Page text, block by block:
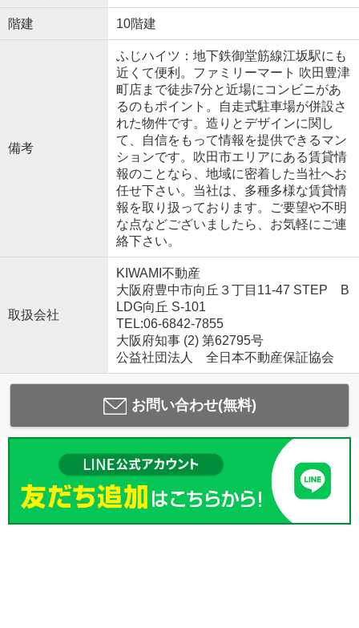
階建 10階建
備考
ふじハイツ：地下鉄御堂筋線江坂駅にも
近くて便利。ファミリーマート 吹田豊津
町店まで徒歩7分と近場にコンビニがあ
るのもポイント。自走式駐車場が併設さ
れた物件です。造りとデザインに関し
て、自信をもって情報を提供できるマン
ションです。吹田市エリアにある賃貸情
報のことなら、地域に密着した当社へお
任せ下さい。当社は、多種多様な賃貸情
報を取り扱っております。ご要望や不明
な点などございましたら、お気軽にご連
絡下さい。
取扱会社
KIWAMI不動産
大阪府豊中市向丘３丁目11-47 STEP B
LDG向丘 S-101
TEL:06-6842-7855
大阪府知事 (2) 第62795号
公益社団法人 全日本不動産保証協会
お問い合わせ(無料)